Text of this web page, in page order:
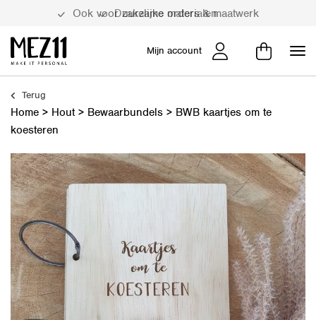
Duurzame materialen
Mijn account
Terug
Home > Hout> Bewaarbundels > BWB kaartjes om te
koesteren